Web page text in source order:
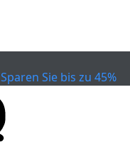
Sparen Sie bis zu 45%